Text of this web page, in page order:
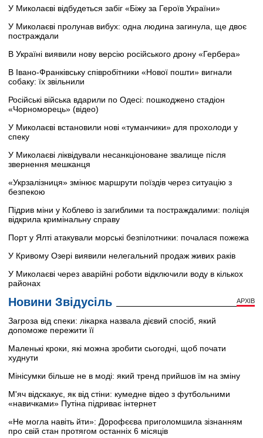
У Миколаєві відбудеться забіг «Біжу за Героїв України»
У Миколаєві пролунав вибух: одна людина загинула, ще двоє
постраждали
В Україні виявили нову версію російського дрону «Гербера»
В Івано-Франківську співробітники «Нової пошти» вигнали
собаку: їх звільнили
Російські війська вдарили по Одесі: пошкоджено стадіон
«Чорноморець» (відео)
У Миколаєві встановили нові «туманчики» для прохолоди у
спеку
У Миколаєві ліквідували несанкціоноване звалище після
звернення мешканця
«Укрзалізниця» змінює маршрути поїздів через ситуацію з
безпекою
Підрив міни у Коблево із загиблими та постраждалими: поліція
відкрила кримінальну справу
Порт у Ялті атакували морські безпілотники: почалася пожежа
У Кривому Озері виявили нелегальний продаж живих раків
У Миколаєві через аварійні роботи відключили воду в кількох
районах
Новини Звідусіль АРХІВ
Загроза від спеки: лікарка назвала дієвий спосіб, який
допоможе пережити її
Маленькі кроки, які можна зробити сьогодні, щоб почати
худнути
Мінісумки більше не в моді: який тренд прийшов їм на зміну
М'яч відскакує, як від стіни: кумедне відео з футбольними
«навичками» Путіна підриває інтернет
«Не могла навіть йти»: Дорофєєва приголомшила зізнанням
про свій стан протягом останніх 6 місяців